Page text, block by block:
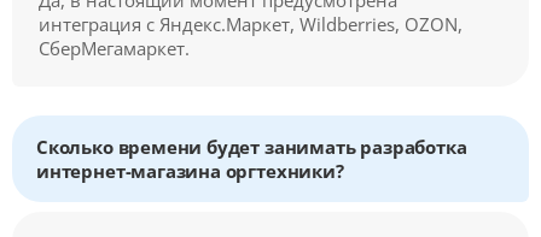
интеграция с Яндекс.Маркет, Wildberries, OZON,
СберМегамаркет.
Сколько времени будет занимать разработка
интернет-магазина оргтехники?